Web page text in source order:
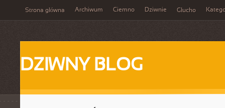
Strona główna Archiwum Ciemno Dziwnie Głucho
DZIWNY BLOG